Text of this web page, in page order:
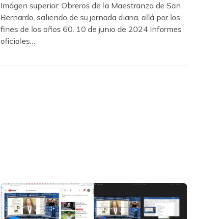
Imágen superior: Obreros de la Maestranza de San
Bernardo, saliendo de su jornada diaria, allá por los
fines de los años 60. 10 de junio de 2024 Informes
oficiales…